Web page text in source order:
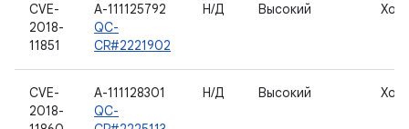
CVE-
2018-
11851
A-111125792
QC-
CR#2221902
Н/Д Высокий
CVE-
2018-
A-111128301
QC-
Н/Д Высокий